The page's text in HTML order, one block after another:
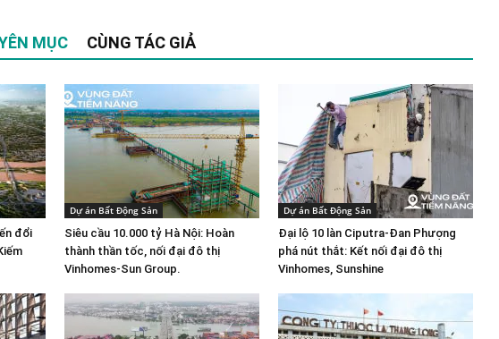
MỤC CÙNG TÁC GIẢ
đổi
Dự án Bất Động Sản
Siêu cầu 10.000 tỷ Hà Nội: Hoàn
thành thần tốc, nối đại đô thị
Vinhomes-Sun Group.
Dự án Bất Động Sản
Đại lộ 10 làn Ciputra-Đan Phượng
phá nút thắt: Kết nối đại đô thị
Vinhomes, Sunshine